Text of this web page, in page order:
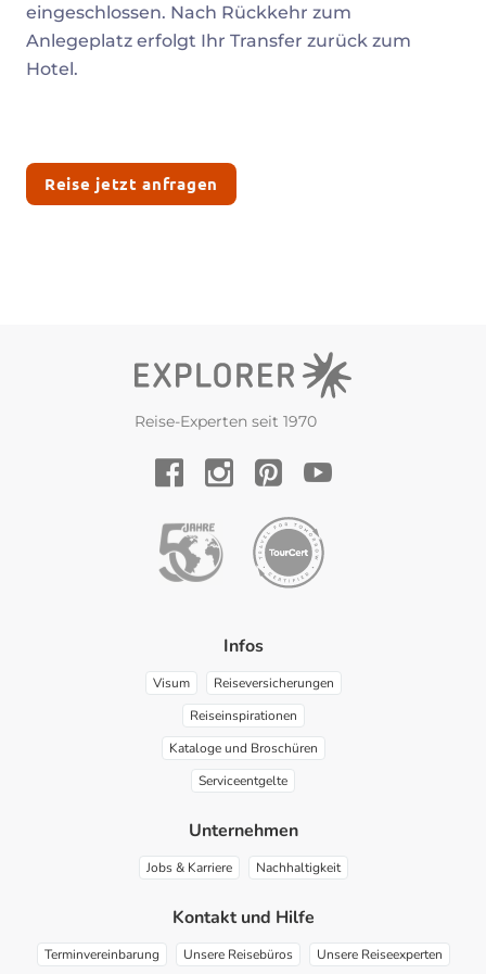
eingeschlossen. Nach Rückkehr zum
Anlegeplatz erfolgt Ihr Transfer zurück zum
Hotel.
Reise jetzt anfragen
Reise-Experten seit 1970
Infos
Visum
Reiseversicherungen
Reiseinspirationen
Kataloge und Broschüren
Serviceentgelte
Unternehmen
Jobs & Karriere Nachhaltigkeit
Kontakt und Hilfe
Terminvereinbarung Unsere Reisebüros Unsere Reiseexperten